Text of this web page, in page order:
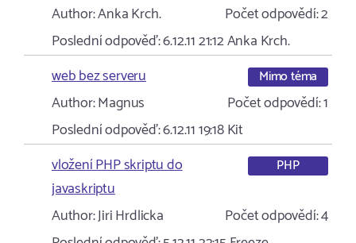
Author:Anka Krch. Počet odpovědí:2
Poslední odpověď:6.12.11 21:12Anka Krch.
web bez serveru
Mimo téma
Author:Magnus Počet odpovědí:1
Poslední odpověď:6.12.11 19:18Kit
vložení PHP skriptu do
javaskriptu
PHP
Author:Jiri Hrdlicka Počet odpovědí:4